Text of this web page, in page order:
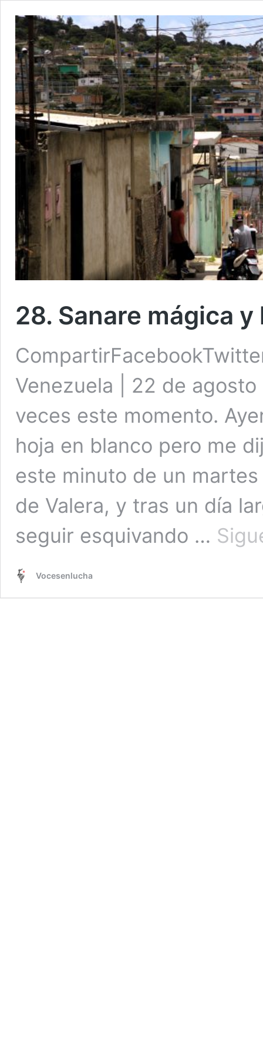
28. Sanare mágica
Venezuela | 22 de
veces este momento.
hoja en blanco pero me
este minuto de un
de Valera, y tras un día
seguir esquivando …
Vocesenlucha